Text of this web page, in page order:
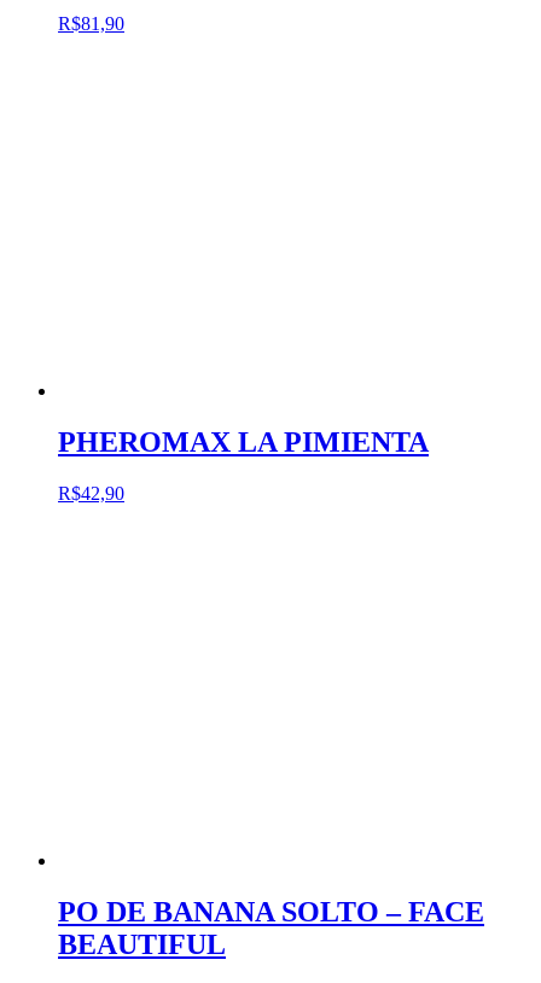
R$81,90
PHEROMAX LA PIMIENTA
R$42,90
PO DE BANANA SOLTO – FACE
BEAUTIFUL